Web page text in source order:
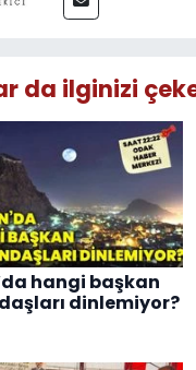
da ilginizi
hangi başkan
dinlemiyor?